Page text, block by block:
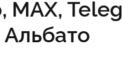
MAX,
Альбато